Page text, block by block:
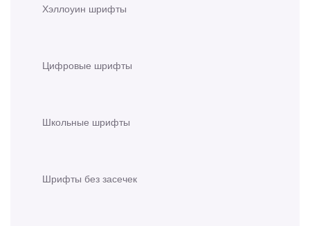
Хэллоуин шрифты
Цифровые шрифты
Школьные шрифты
Шрифты без засечек